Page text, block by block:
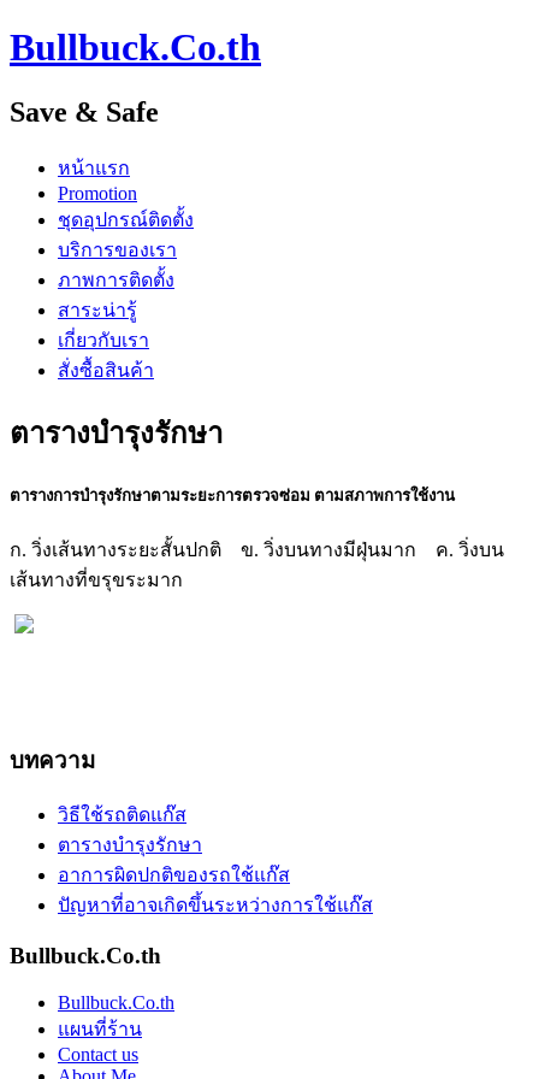
Bullbuck.Co.th
Save & Safe
หน้าแรก
Promotion
ชุดอุปกรณ์ติดตั้ง
บริการของเรา
ภาพการติดตั้ง
สาระน่ารู้
เกี่ยวกับเรา
สั่งซื้อสินค้า
ตารางบำรุงรักษา
ตารางการบำรุงรักษาตามระยะการตรวจซ่อม ตามสภาพการใช้งาน
ก. วิ่งเส้นทางระยะสั้นปกติ ข. วิ่งบนทางมีฝุ่นมาก ค. วิ่งบน
เส้นทางที่ขรุขระมาก
บทความ
วิธีใช้รถติดแก๊ส
ตารางบำรุงรักษา
อาการผิดปกติของรถใช้แก๊ส
ปัญหาที่อาจเกิดขึ้นระหว่างการใช้แก๊ส
Bullbuck.Co.th
Bullbuck.Co.th
แผนที่ร้าน
Contact us